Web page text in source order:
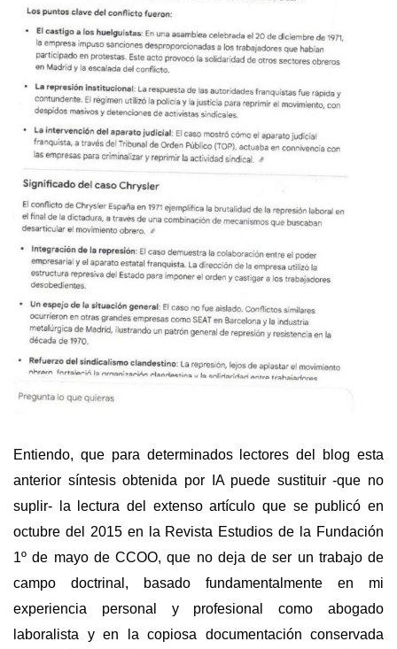
Entiendo, que para determinados lectores del blog esta
anterior síntesis obtenida por IA puede sustituir -que no
suplir- la lectura del extenso artículo que se publicó en
octubre del 2015 en la Revista Estudios de la Fundación
1º de mayo de CCOO, que no deja de ser un trabajo de
campo doctrinal, basado fundamentalmente en mi
experiencia personal y profesional como abogado
laboralista y en la copiosa documentación conservada